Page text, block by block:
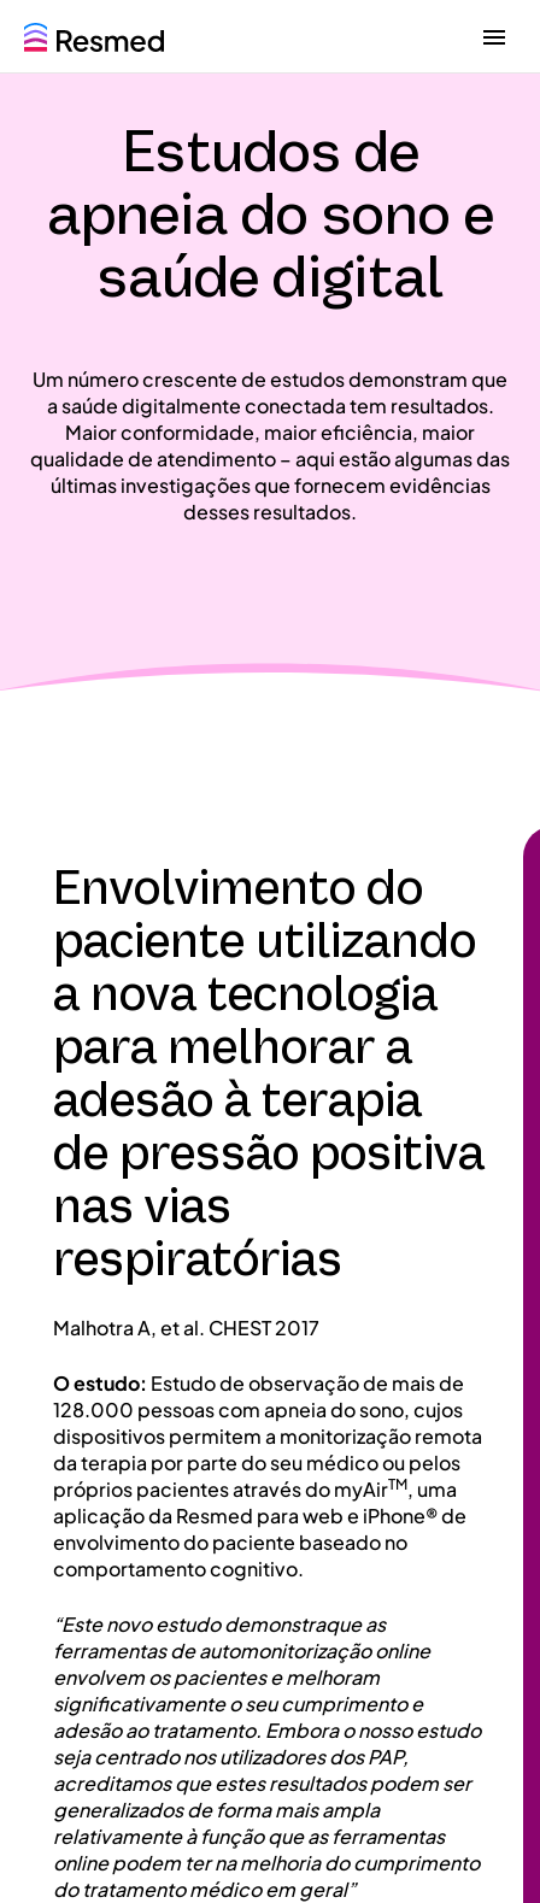
G
o
G
o
Estudos de
apneia do sono e
saúde digital
Um número crescente de estudos demonstram que
a saúde digitalmente conectada tem resultados.
Maior conformidade, maior eficiência, maior
qualidade de atendimento – aqui estão algumas das
últimas investigações que fornecem evidências
desses resultados.
Envolvimento do
paciente utilizando
a nova tecnologia
para melhorar a
adesão à terapia
de pressão positiva
nas vias
respiratórias
Malhotra A, et al. CHEST 2017
O estudo: Estudo de observação de mais de
128.000 pessoas com apneia do sono, cujos
dispositivos permitem a monitorização remota
da terapia por parte do seu médico ou pelos
próprios pacientes através do myAirTM, uma
aplicação da Resmed para web e iPhone® de
envolvimento do paciente baseado no
comportamento cognitivo.
“Este novo estudo demonstraque as
ferramentas de automonitorização online
envolvem os pacientes e melhoram
significativamente o seu cumprimento e
adesão ao tratamento. Embora o nosso estudo
seja centrado nos utilizadores dos PAP,
acreditamos que estes resultados podem ser
generalizados de forma mais ampla
relativamente à função que as ferramentas
online podem ter na melhoria do cumprimento
do tratamento médico em geral”